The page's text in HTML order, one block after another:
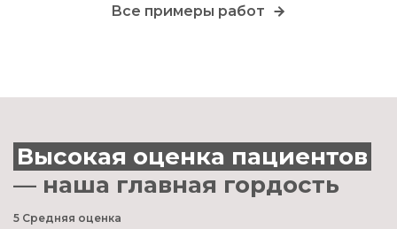
Все примеры работ
Высокая оценка пациентов
— наша главная гордость
5 Средняя оценка